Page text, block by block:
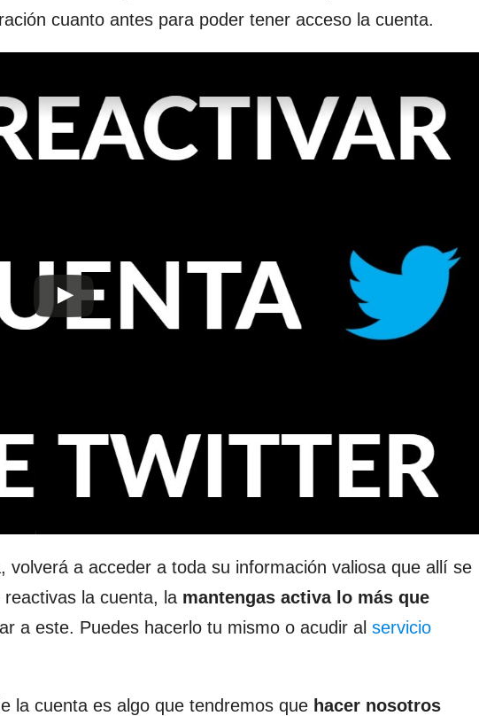
cuanto antes para poder tener acceso la cuenta.
a acceder a toda su información valiosa que allí se
la cuenta, la mantengas activa lo más que
a este. Puedes hacerlo tu mismo o acudir al servicio
la cuenta es algo que tendremos que hacer nosotros